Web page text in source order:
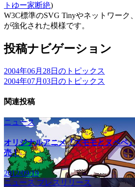
トゆー家断絶)
W3C標準のSVG Tinyやネットワーク
が強化された模様です。
投稿ナビゲーション
2004年06月28日のトピックス
2004年07月03日のトピックス
関連投稿
ニュース
オリジナルアニメ『ズモモとヌペペ
売！
2012/09/19
ニュース プレスリリース